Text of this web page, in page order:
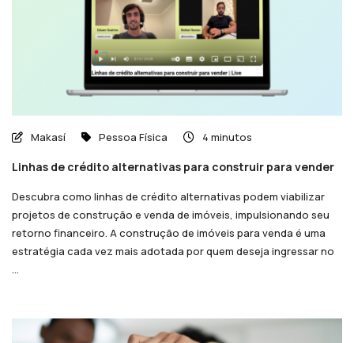
Makasí Pessoa Física 4 minutos
Linhas de crédito alternativas para construir para vender
Descubra como linhas de crédito alternativas podem viabilizar
projetos de construção e venda de imóveis, impulsionando seu
retorno financeiro. A construção de imóveis para venda é uma
estratégia cada vez mais adotada por quem deseja ingressar no
...